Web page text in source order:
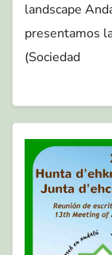
landscape
presentamos
(Sociedad